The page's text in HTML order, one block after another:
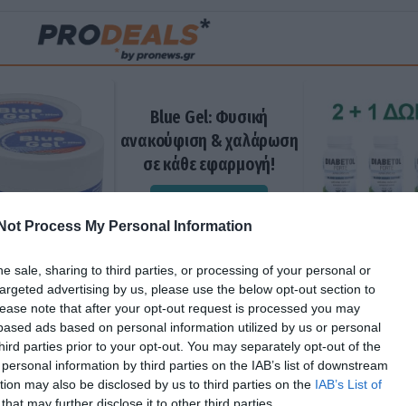
Process My Personal Information
sale, sharing to third parties, or processing of your personal or
advertising by us, please use the below opt-out section to
note that after your opt-out request is processed you may
ads based on personal information utilized by us or personal
parties prior to your opt-out. You may separately opt-out of the
information by third parties on the IAB’s list of downstream
may also be disclosed by us to third parties on the IAB’s List of
Blue Gel: Φυσική
ανακούφιση & χαλάρωση
σε κάθε εφαρμογή!